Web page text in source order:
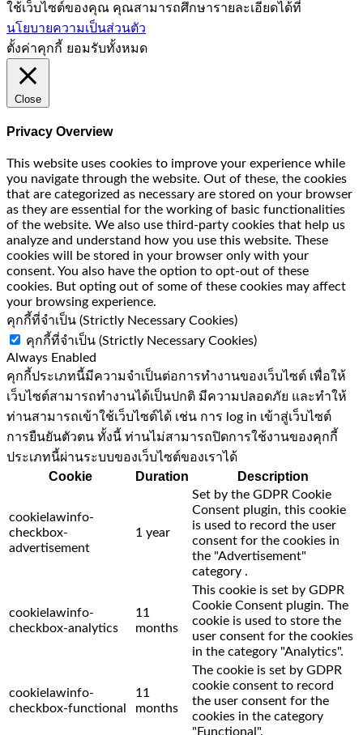
ใช้เว็บไซต์ของคุณ คุณสามารถศึกษารายละเอียดได้ที่
นโยบายความเป็นส่วนตัว
ตั้งค่าคุกกี้ ยอมรับทั้งหมด
Close
Privacy Overview
This website uses cookies to improve your experience while
you navigate through the website. Out of these, the cookies
that are categorized as necessary are stored on your browser
as they are essential for the working of basic functionalities
of the website. We also use third-party cookies that help us
analyze and understand how you use this website. These
cookies will be stored in your browser only with your
consent. You also have the option to opt-out of these
cookies. But opting out of some of these cookies may affect
your browsing experience.
คุกกี้ที่จำเป็น (Strictly Necessary Cookies)
คุกกี้ที่จำเป็น (Strictly Necessary Cookies)
Always Enabled
คุกกี้ประเภทนี้มีความจำเป็นต่อการทำงานของเว็บไซต์ เพื่อให้
เว็บไซต์สามารถทำงานได้เป็นปกติ มีความปลอดภัย และทำให้
ท่านสามารถเข้าใช้เว็บไซต์ได้ เช่น การ log in เข้าสู่เว็บไซต์
การยืนยันตัวตน ทั้งนี้ ท่านไม่สามารถปิดการใช้งานของคุกกี้
ประเภทนี้ผ่านระบบของเว็บไซต์ของเราได้
Cookie Duration Description
cookielawinfo-
checkbox-
advertisement
1 year
Set by the GDPR Cookie
Consent plugin, this cookie
is used to record the user
consent for the cookies in
the "Advertisement"
category .
cookielawinfo-
checkbox-analytics
11
months
This cookie is set by GDPR
Cookie Consent plugin. The
cookie is used to store the
user consent for the cookies
in the category "Analytics".
cookielawinfo-
checkbox-functional
11
months
The cookie is set by GDPR
cookie consent to record
the user consent for the
cookies in the category
"Functional".